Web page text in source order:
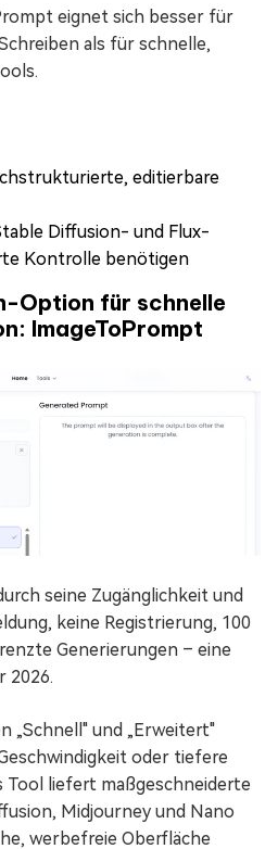
eignet sich besser für
als für schnelle,
editierbare
Diffusion- und Flux-
Kontrolle benötigen
Option für schnelle
ImageToPrompt
seine Zugänglichkeit und
keine Registrierung, 100
Generierungen – eine
2026.
„Schnell" und „Erweitert"
oder tiefere
Tool liefert maßgeschneiderte
Midjourney und Nano
werbefreie Oberfläche